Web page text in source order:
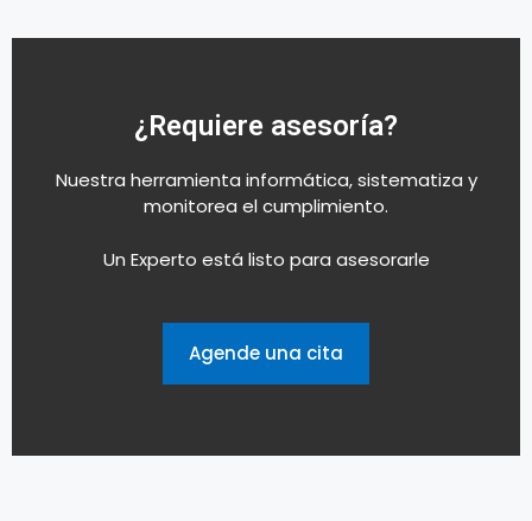
¿Requiere asesoría?
Nuestra herramienta informática, sistematiza y
monitorea el cumplimiento.
Un Experto está listo para asesorarle
Agende una cita